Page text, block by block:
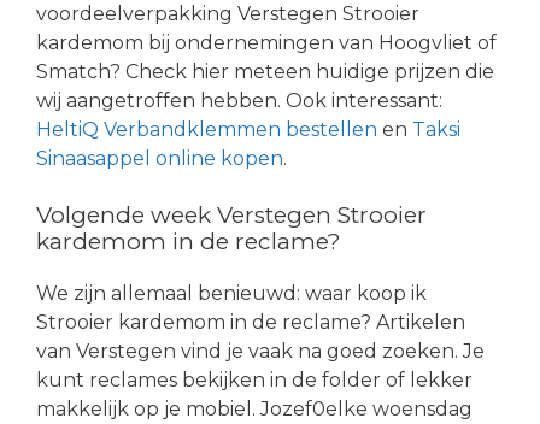
voordeelverpakking Verstegen Strooier
kardemom bij ondernemingen van Hoogvliet of
Smatch? Check hier meteen huidige prijzen die
wij aangetroffen hebben. Ook interessant:
HeltiQ Verbandklemmen bestellen en Taksi
Sinaasappel online kopen.
Volgende week Verstegen Strooier
kardemom in de reclame?
We zijn allemaal benieuwd: waar koop ik
Strooier kardemom in de reclame? Artikelen
van Verstegen vind je vaak na goed zoeken. Je
kunt reclames bekijken in de folder of lekker
makkelijk op je mobiel. Jozef0elke woensdag